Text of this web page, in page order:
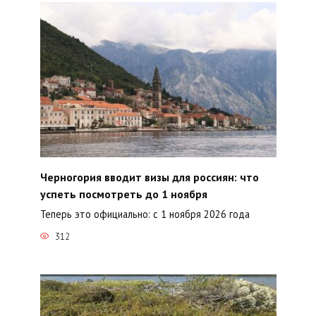
Черногория вводит визы для россиян: что
успеть посмотреть до 1 ноября
Теперь это официально: с 1 ноября 2026 года
312